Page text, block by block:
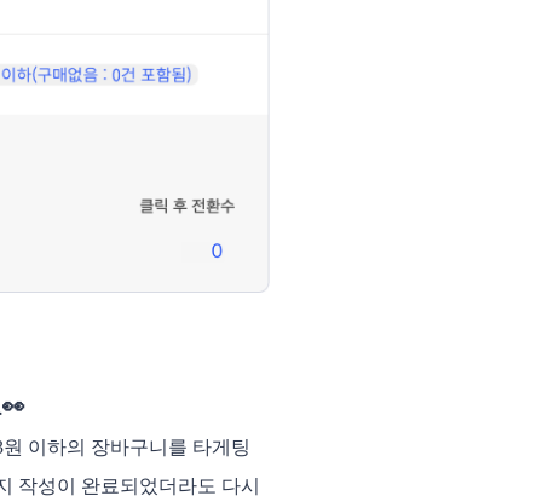
이하의 장바구니를 타게팅
작성이 완료되었더라도 다시